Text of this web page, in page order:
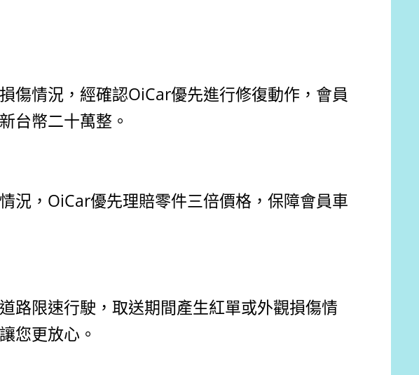
傷情況，經確認OiCar優先進行修復動作，會員
台幣二十萬整。
況，OiCar優先理賠零件三倍價格，保障會員車
路限速行駛，取送期間產生紅單或外觀損傷情
您更放心。